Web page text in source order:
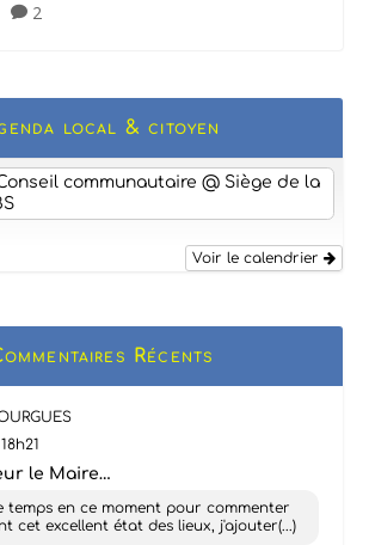
 2
local & citoyen
communautaire@ Siège de la
Voir le calendrier
Récents
le Maire…
temps en ce moment pour commenter
cet excellent état des lieux, j'ajouter(...)